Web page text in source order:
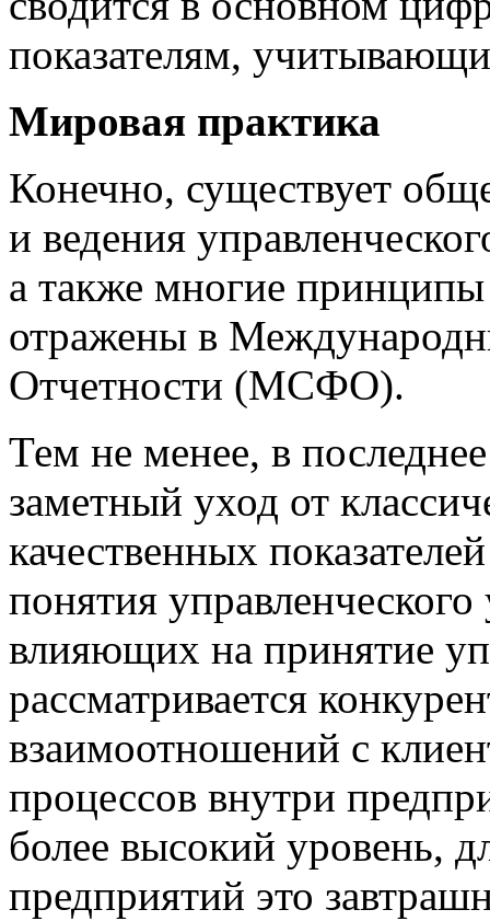
показателям,
Мировая практика
Конечно, существует
и ведения
а также многие принципы
отражены в
Отчетности (МСФО).
Тем не менее, в
заметный уход от
качественных
понятия управленческого
влияющих на принятие
рассматривается
взаимоотношений с
процессов внутри
более высокий уровень,
предприятий это